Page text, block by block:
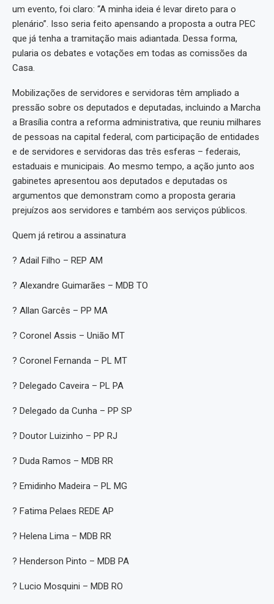
um evento, foi claro: “A minha ideia é levar direto para o
plenário”. Isso seria feito apensando a proposta a outra PEC
que já tenha a tramitação mais adiantada. Dessa forma,
pularia os debates e votações em todas as comissões da
Casa.
Mobilizações de servidores e servidoras têm ampliado a
pressão sobre os deputados e deputadas, incluindo a Marcha
a Brasília contra a reforma administrativa, que reuniu milhares
de pessoas na capital federal, com participação de entidades
e de servidores e servidoras das três esferas – federais,
estaduais e municipais. Ao mesmo tempo, a ação junto aos
gabinetes apresentou aos deputados e deputadas os
argumentos que demonstram como a proposta geraria
prejuízos aos servidores e também aos serviços públicos.
Quem já retirou a assinatura
? Adail Filho – REP AM
? Alexandre Guimarães – MDB TO
? Allan Garcês – PP MA
? Coronel Assis – União MT
? Coronel Fernanda – PL MT
? Delegado Caveira – PL PA
? Delegado da Cunha – PP SP
? Doutor Luizinho – PP RJ
? Duda Ramos – MDB RR
? Emidinho Madeira – PL MG
? Fatima Pelaes REDE AP
? Helena Lima – MDB RR
? Henderson Pinto – MDB PA
? Lucio Mosquini – MDB RO